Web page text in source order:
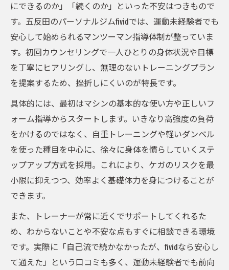
にできるのか」「続くのか」といった不安はつきもので
す。五反田のパーソナルジムfividでは、運動未経験者でも
安心して始められるマンツーマン指導体制が整っていま
す。初回カウンセリングで一人ひとりの身体状況や目標
を丁寧にヒアリングし、無理のないトレーニングプラン
を提案するため、挫折しにくいのが特長です。
具体的には、最初はマシンの基本的な使い方や正しいフ
ォーム指導からスタートします。いきなり高強度の負荷
をかけるのではなく、自重トレーニングや軽いダンベル
を使った種目を中心に、徐々に身体を慣らしていくステ
ップアップ方式を採用。これにより、ケガのリスクを最
小限に抑えつつ、効率よく基礎体力を身につけることが
できます。
また、トレーナーが常に近くでサポートしてくれるた
め、わからないことや不安な点もすぐに相談できる環境
です。実際に「自己流で続かなかったが、fividなら安心し
て通えた」という口コミも多く、運動未経験者でも前向